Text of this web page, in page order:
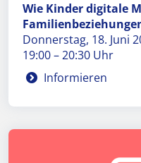
Wie Kinder digitale
Donnerstag, 18. Juni
19:00 – 20:30 Uhr
Informieren